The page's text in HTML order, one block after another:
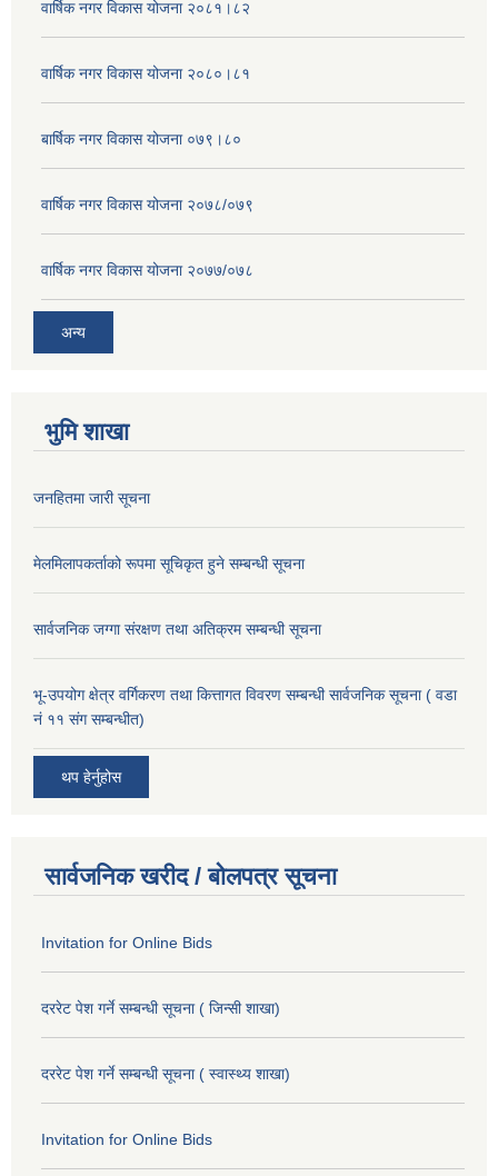
वार्षिक नगर विकास योजना २०८१।८२
वार्षिक नगर विकास योजना २०८०।८१
बार्षिक नगर विकास योजना ०७९।८०
वार्षिक नगर विकास योजना २०७८/०७९
वार्षिक नगर विकास योजना २०७७/०७८
अन्य
भुमि शाखा
जनहितमा जारी सूचना
मेलमिलापकर्ताको रूपमा सूचिकृत हुने सम्बन्धी सूचना
सार्वजनिक जग्गा संरक्षण तथा अतिक्रम सम्बन्धी सूचना
भू-उपयोग क्षेत्र वर्गिकरण तथा कित्तागत विवरण सम्बन्धी सार्वजनिक सूचना ( वडा
नं ११ संग सम्बन्धीत)
थप हेर्नुहोस
सार्वजनिक खरीद / बोलपत्र सूचना
Invitation for Online Bids
दररेट पेश गर्ने सम्बन्धी सूचना ( जिन्सी शाखा)
दररेट पेश गर्ने सम्बन्धी सूचना ( स्वास्थ्य शाखा)
Invitation for Online Bids